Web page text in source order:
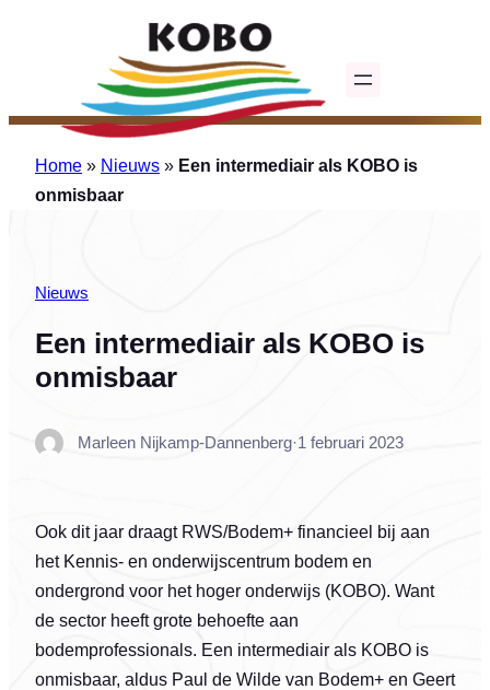
Home » Nieuws » Een intermediair als KOBO is
onmisbaar
Nieuws
Een intermediair als KOBO is
onmisbaar
Marleen Nijkamp-Dannenberg·1 februari 2023
Ook dit jaar draagt RWS/Bodem+ financieel bij aan
het Kennis- en onderwijscentrum bodem en
ondergrond voor het hoger onderwijs (KOBO). Want
de sector heeft grote behoefte aan
bodemprofessionals. Een intermediair als KOBO is
onmisbaar, aldus Paul de Wilde van Bodem+ en Geert